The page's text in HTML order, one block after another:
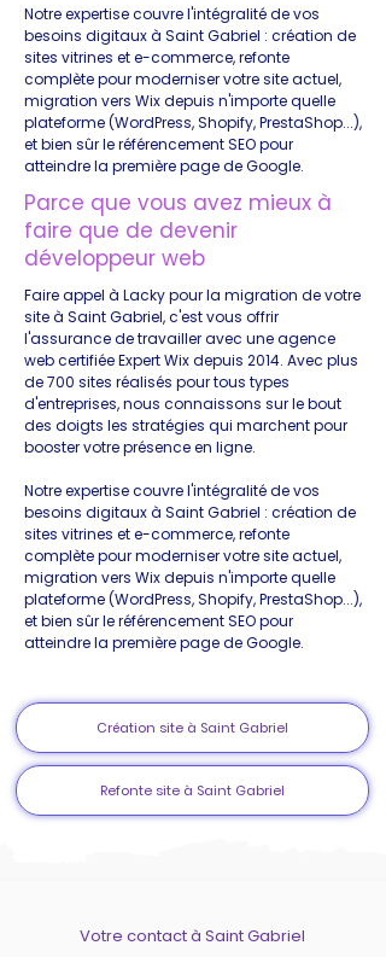
Notre expertise couvre l'intégralité de vos
besoins digitaux à Saint Gabriel : création de
sites vitrines et e-commerce, refonte
complète pour moderniser votre site actuel,
migration vers Wix depuis n'importe quelle
plateforme (WordPress, Shopify, PrestaShop...),
et bien sûr le référencement SEO pour
atteindre la première page de Google.
Parce que vous avez mieux à
faire que de devenir
développeur web
Faire appel à Lacky pour la migration de votre
site à Saint Gabriel, c'est vous offrir
l'assurance de travailler avec une agence
web certifiée Expert Wix depuis 2014. Avec plus
de 700 sites réalisés pour tous types
d'entreprises, nous connaissons sur le bout
des doigts les stratégies qui marchent pour
booster votre présence en ligne.
Notre expertise couvre l'intégralité de vos
besoins digitaux à Saint Gabriel : création de
sites vitrines et e-commerce, refonte
complète pour moderniser votre site actuel,
migration vers Wix depuis n'importe quelle
plateforme (WordPress, Shopify, PrestaShop...),
et bien sûr le référencement SEO pour
atteindre la première page de Google.
Création site à Saint Gabriel
Refonte site à Saint Gabriel
Votre contact à Saint Gabriel